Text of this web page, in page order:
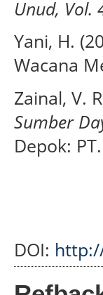
Unud, Vol.
Yani, H.
Wacana
Zainal, V.
Sumber
Depok:
DOI: